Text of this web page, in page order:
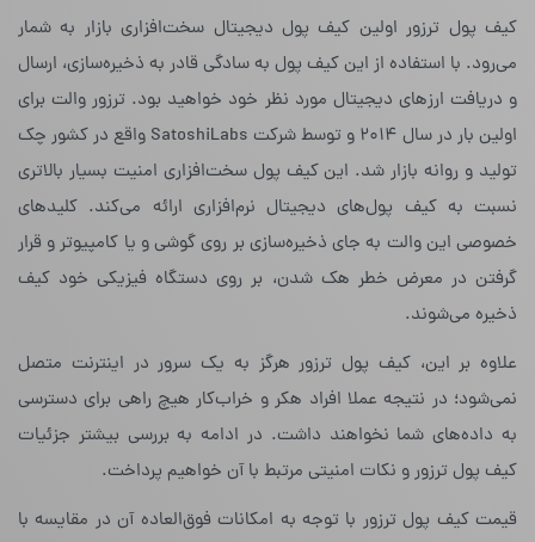
کیف پول ترزور اولین کیف پول دیجیتال سخت‌افزاری بازار به شمار
می‌رود. با استفاده از این کیف پول به سادگی قادر به ذخیره‌سازی، ارسال
و دریافت ارزهای دیجیتال مورد نظر خود خواهید بود. ترزور والت برای
اولین بار در سال ۲۰۱۴ و توسط شرکت SatoshiLabs واقع در کشور چک
تولید و روانه بازار شد. این کیف پول سخت‌افزاری امنیت بسیار بالاتری
نسبت به کیف پول‌های دیجیتال نرم‌افزاری ارائه می‌کند. کلیدهای
خصوصی این والت به جای ذخیره‌سازی بر روی گوشی و یا کامپیوتر و قرار
گرفتن در معرض خطر هک شدن، بر روی دستگاه فیزیکی خود کیف
ذخیره می‌شوند.
علاوه بر این، کیف پول ترزور هرگز به یک سرور در اینترنت متصل
نمی‌شود؛ در نتیجه عملا افراد هکر و خراب‌کار هیچ راهی برای دسترسی
به داده‌های شما نخواهند داشت. در ادامه به بررسی بیشتر جزئیات
کیف پول ترزور و نکات امنیتی مرتبط با آن خواهیم پرداخت.
قیمت کیف پول ترزور با توجه به امکانات فوق‌العاده آن در مقایسه با